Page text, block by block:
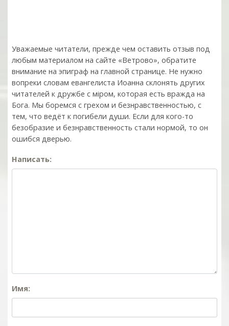
Уважаемые читатели, прежде чем оставить отзыв под
любым материалом на сайте «Ветрово», обратите
внимание на эпиграф на главной странице. Не нужно
вопреки словам евангелиста Иоанна склонять других
читателей к дружбе с мiром, которая есть вражда на
Бога. Мы боремся с грехом и без­нрав­ствен­ностью, с
тем, что ведёт к погибели души. Если для кого-то
безобразие и безнравственность стали нормой, то он
ошибся дверью.
Написать:
Имя: